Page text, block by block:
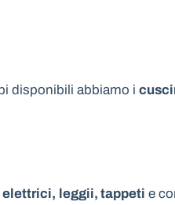
disponibili abbiamo i
elettrici, leggii, tappeti e